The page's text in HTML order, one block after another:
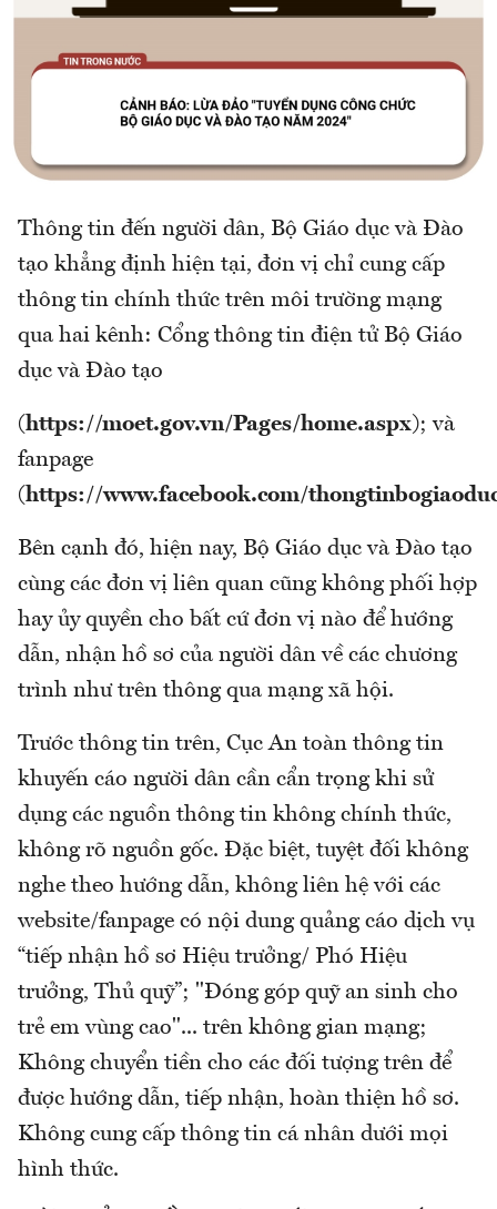
Thông tin đến người dân, Bộ Giáo dục và Đào
tạo khẳng định hiện tại, đơn vị chỉ cung cấp
thông tin chính thức trên môi trường mạng
qua hai kênh: Cổng thông tin điện tử Bộ Giáo
dục và Đào tạo
(https://moet.gov.vn/Pages/home.aspx); và
fanpage
(https://www.facebook.com/
Bên cạnh đó, hiện nay, Bộ Giáo dục và Đào tạo
cùng các đơn vị liên quan cũng không phối hợp
hay ủy quyền cho bất cứ đơn vị nào để hướng
dẫn, nhận hồ sơ của người dân về các chương
trình như trên thông qua mạng xã hội.
Trước thông tin trên, Cục An toàn thông tin
khuyến cáo người dân cần cẩn trọng khi sử
dụng các nguồn thông tin không chính thức,
không rõ nguồn gốc. Đặc biệt, tuyệt đối không
nghe theo hướng dẫn, không liên hệ với các
website/fanpage có nội dung quảng cáo dịch vụ
“tiếp nhận hồ sơ Hiệu trưởng/ Phó Hiệu
trưởng, Thủ quỹ”; "Đóng góp quỹ an sinh cho
trẻ em vùng cao"... trên không gian mạng;
Không chuyển tiền cho các đối tượng trên để
được hướng dẫn, tiếp nhận, hoàn thiện hồ sơ.
Không cung cấp thông tin cá nhân dưới mọi
hình thức.